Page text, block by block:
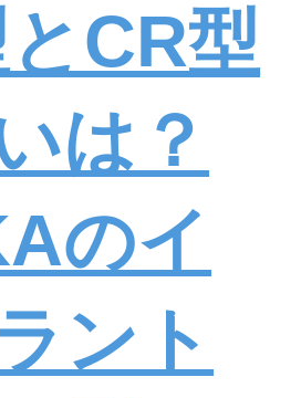
CR型
は？
のイ
ント